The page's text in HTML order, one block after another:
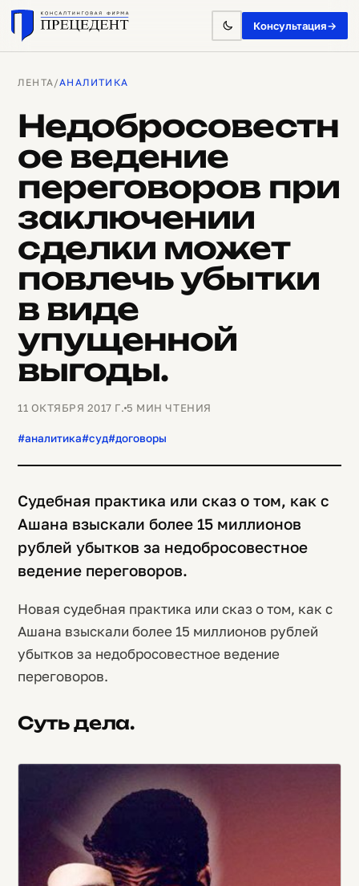
Консультация→
ЛЕНТА/АНАЛИТИКА
Недобросовестн
ое ведение
переговоров при
заключении
сделки может
повлечь убытки
в виде
упущенной
выгоды.
11 ОКТЯБРЯ 2017 Г. 5 МИН ЧТЕНИЯ
#аналитика#суд#договоры
Судебная практика или сказ о том, как с
Ашана взыскали более 15 миллионов
рублей убытков за недобросовестное
ведение переговоров.
Новая судебная практика или сказ о том, как с
Ашана взыскали более 15 миллионов рублей
убытков за недобросовестное ведение
переговоров.
Суть дела.